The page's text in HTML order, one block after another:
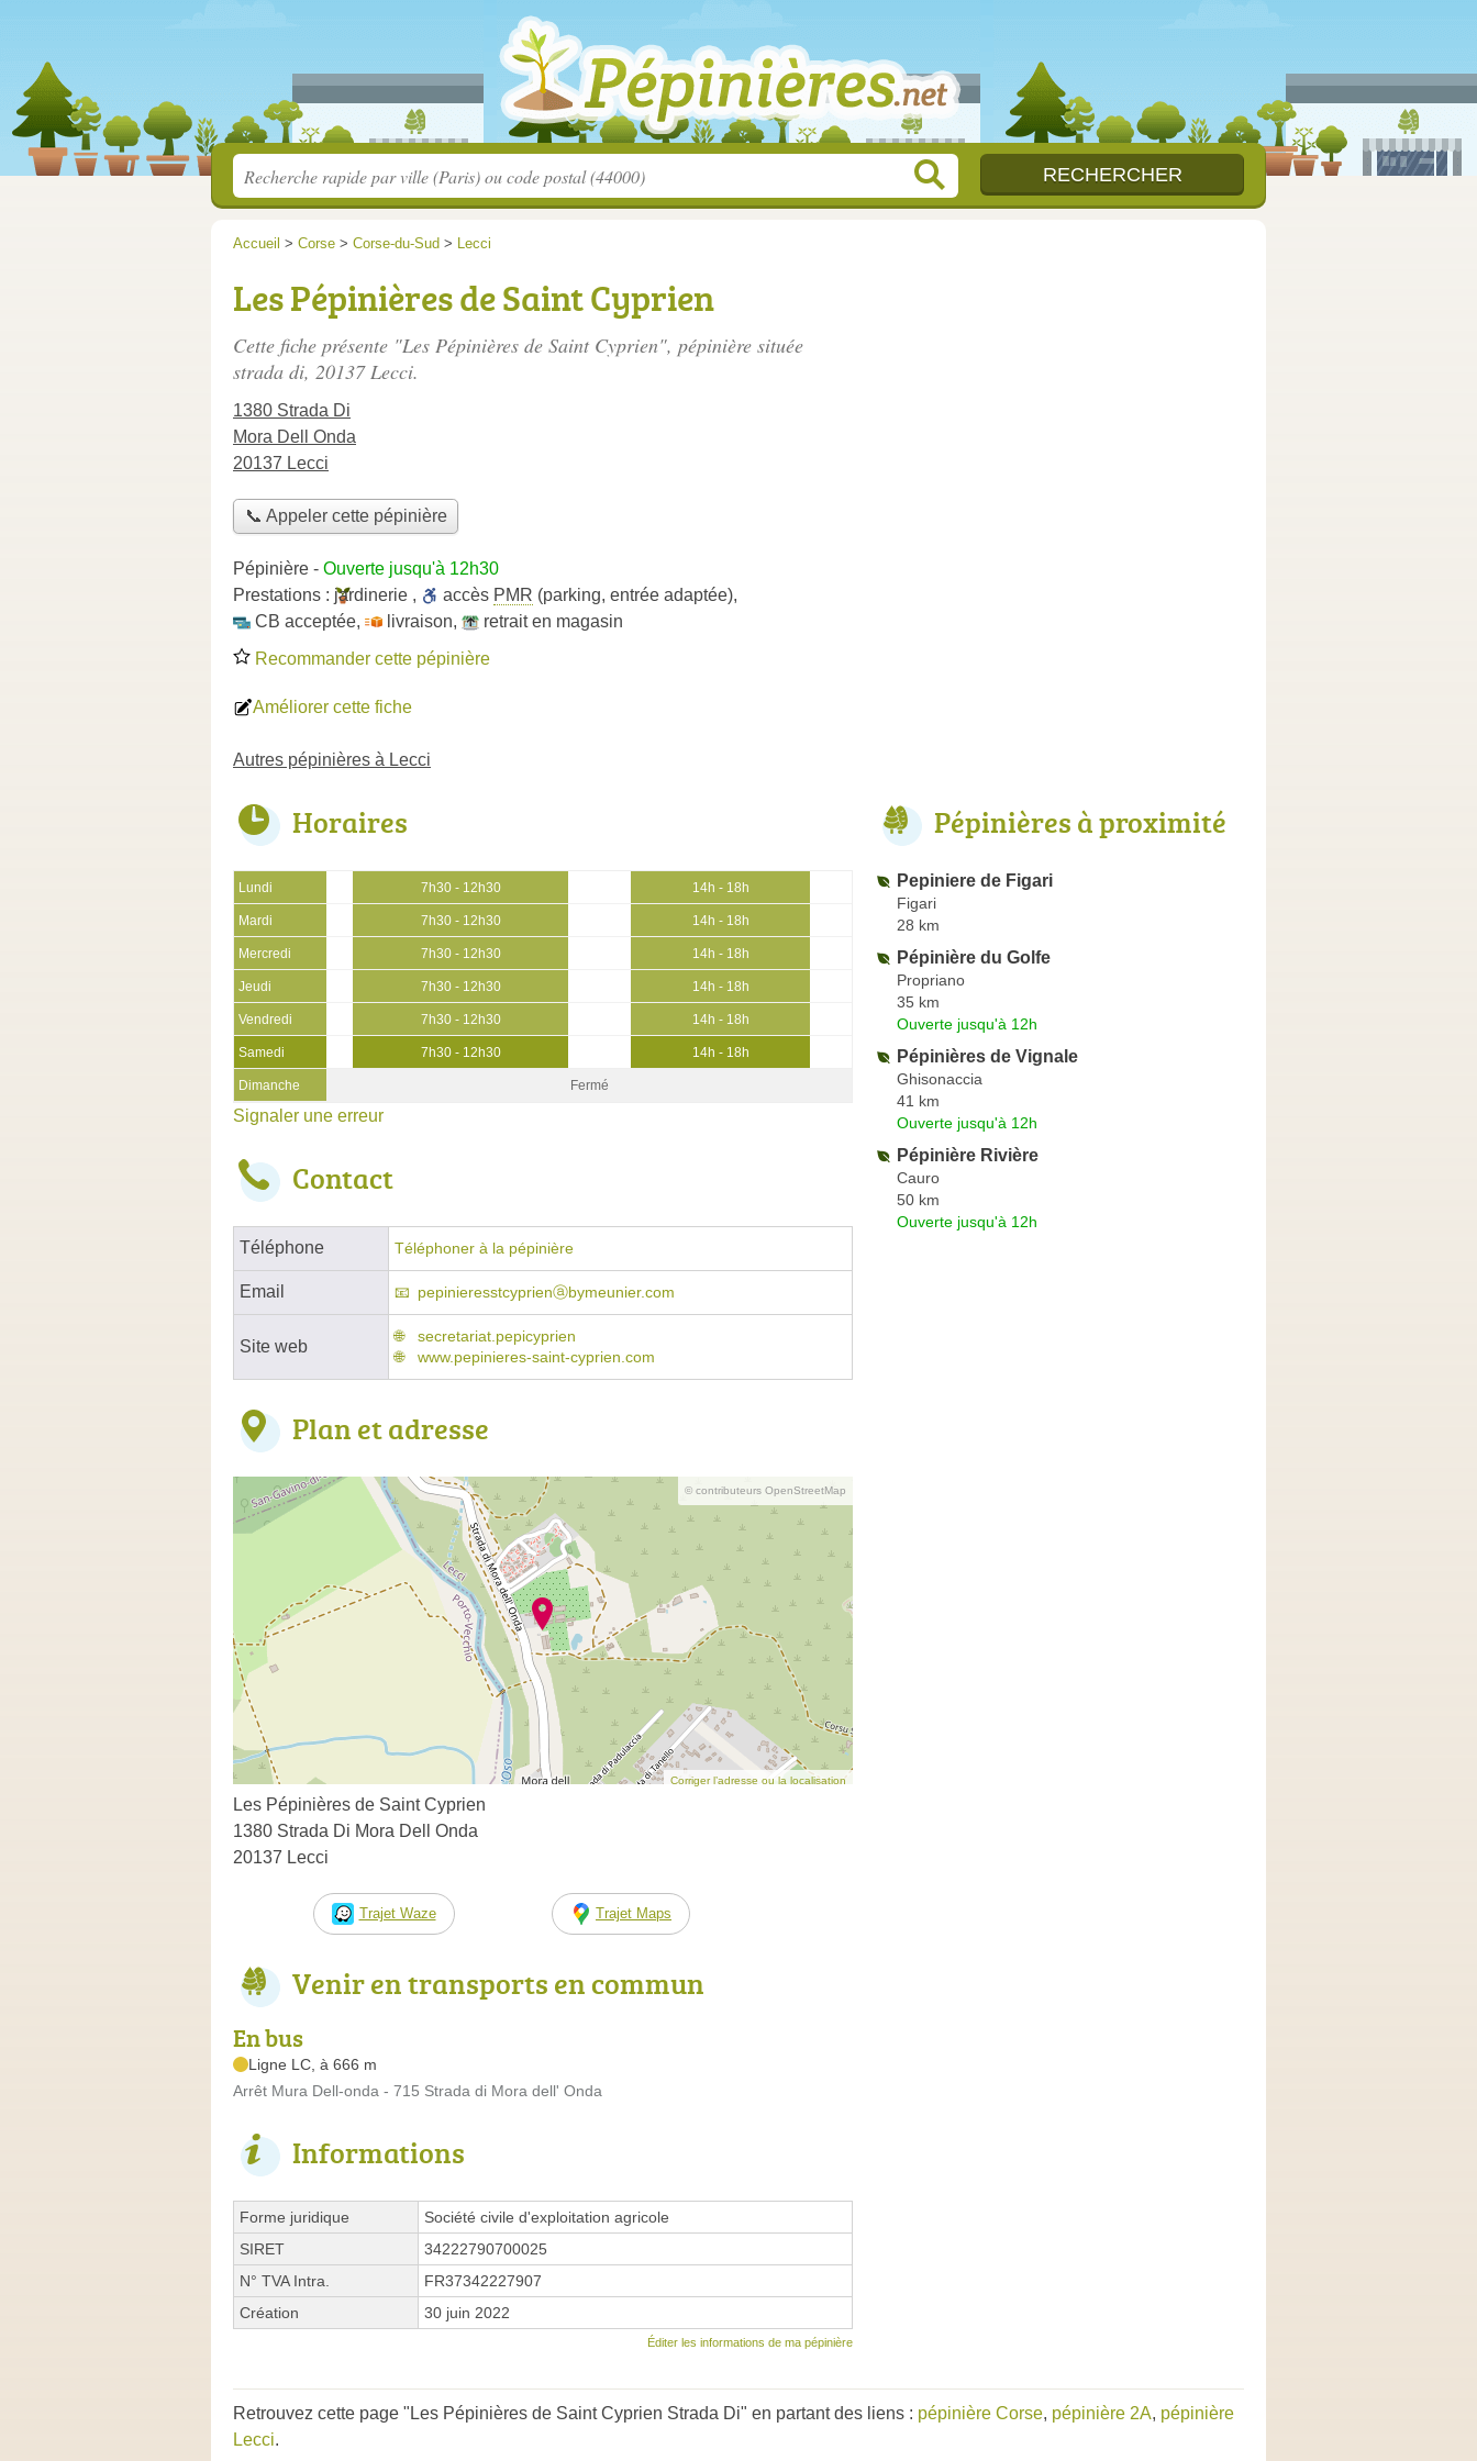
Accueil > Corse > Corse-du-Sud > Lecci
Les Pépinières de Saint Cyprien
Cette fiche présente "Les Pépinières de Saint Cyprien", pépinière située
strada di, 20137 Lecci.
1380 Strada Di
Mora Dell Onda
20137 Lecci
📞 Appeler cette pépinière
Pépinière - Ouverte jusqu'à 12h30
Prestations : jardinerie , accès PMR (parking, entrée adaptée),
CB acceptée, livraison,
retrait en magasin
Recommander cette pépinière
Améliorer cette fiche
Autres pépinières à Lecci
Horaires
Lundi 7h30 - 12h30 14h - 18h
Mardi 7h30 - 12h30 14h - 18h
Mercredi 7h30 - 12h30 14h - 18h
Jeudi 7h30 - 12h30 14h - 18h
Vendredi 7h30 - 12h30 14h - 18h
Samedi 7h30 - 12h30 14h - 18h
Dimanche Fermé
Signaler une erreur
Contact
Téléphone Téléphoner à la pépinière
Email pepinieresstcyprienⓐbymeunier.com
Site web
secretariat.pepicyprien
www.pepinieres-saint-cyprien.com
Plan et adresse
© contributeurs OpenStreetMap
Corriger l’adresse ou la localisation
Les Pépinières de Saint Cyprien
1380 Strada Di Mora Dell Onda
20137 Lecci
Trajet Waze Trajet Maps
Venir en transports en commun
En bus
Ligne LC, à 666 m
Arrêt Mura Dell-onda - 715 Strada di Mora dell' Onda
Informations
Forme juridique
Société civile d'exploitation agricole
SIRET
34222790700025
N° TVA Intra.
FR37342227907
Création
30 juin 2022
Éditer les informations de ma pépinière
Pépinières à proximité
Pepiniere de Figari
Figari
28 km
Pépinière du Golfe
Propriano
35 km
Ouverte jusqu'à 12h
Pépinières de Vignale
Ghisonaccia
41 km
Ouverte jusqu'à 12h
Pépinière Rivière
Cauro
50 km
Ouverte jusqu'à 12h
Retrouvez cette page "Les Pépinières de Saint Cyprien Strada Di" en partant des liens : pépinière Corse, pépinière 2A, pépinière
Lecci.